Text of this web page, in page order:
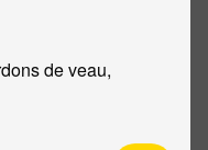
de veau,